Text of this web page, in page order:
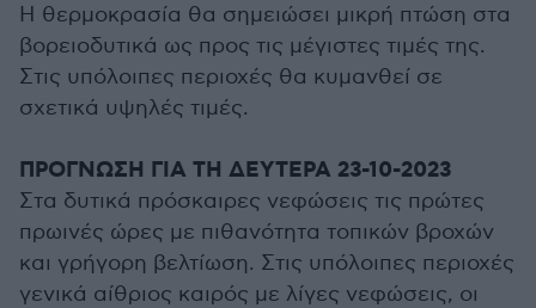
Η θερμοκρασία θα σημειώσει μικρή πτώση στα
βορειοδυτικά ως προς τις μέγιστες τιμές της.
Στις υπόλοιπες περιοχές θα κυμανθεί σε
σχετικά υψηλές τιμές.
ΠΡΟΓΝΩΣΗ ΓΙΑ ΤΗ ΔΕΥΤΕΡΑ 23-10-2023
Στα δυτικά πρόσκαιρες νεφώσεις τις πρώτες
πρωινές ώρες με πιθανότητα τοπικών βροχών
και γρήγορη βελτίωση. Στις υπόλοιπες περιοχές
γενικά αίθριος καιρός με λίγες νεφώσεις, οι